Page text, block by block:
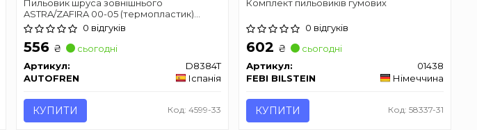
Пильовик шруса зовнішнього
ASTRA/ZAFIRA 00-05 (термопластик)
AUTOFREN SEINSA D8384T
0 відгуків
556 ₴
сьогодні
Артикул:
D8384T
AUTOFREN
Іспанія
КУПИТИ Код: 4599-33
Комплект пильовиків гумових
0 відгуків
602 ₴
сьогодні
Артикул:
01438
FEBI BILSTEIN
Німеччина
КУПИТИ Код: 58337-31